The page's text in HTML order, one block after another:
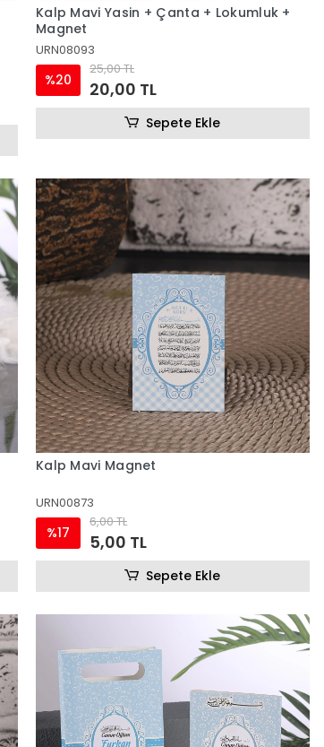
Kalp Mavi Yasin + Çanta + Lokumluk +
Magnet
URN08093
%20
25,00 TL
20,00 TL
Sepete Ekle
Kalp Mavi Magnet
URN00873
%17
6,00 TL
5,00 TL
Sepete Ekle